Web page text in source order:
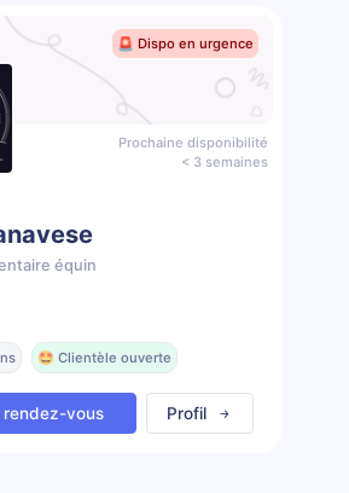
🚨 Dispo en urgence
Prochaine disponibilité
< 3 semaines
équin
🤩 Clientèle ouverte
rendez-vous Profil